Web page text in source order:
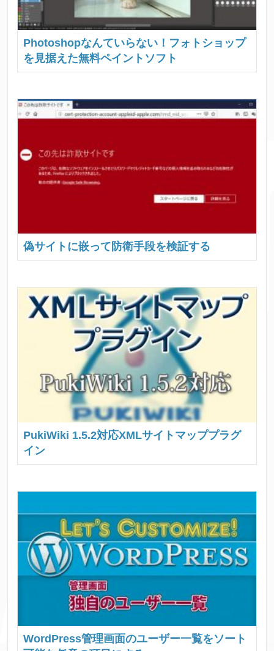
Photoshopなんていらない！フォトショップ
を見据えた無料ペイントソフト
偽サイトに嵌って防衛手段を検証する
PukiWiki 1.5.2対応XMLサイトマッププラグ
イン
WordPress管理画面のユーザー一覧をソート